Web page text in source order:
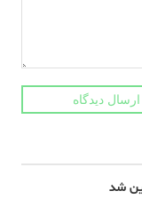
ارسال دیدگاه
شد